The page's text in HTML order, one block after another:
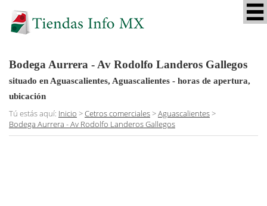
Bodega Aurrera - Av Rodolfo Landeros Gallegos
situado en Aguascalientes, Aguascalientes - horas de apertura,
ubicación
Tú estás aquí: Inicio >Cetros comerciales>Aguascalientes>
Bodega Aurrera - Av Rodolfo Landeros Gallegos